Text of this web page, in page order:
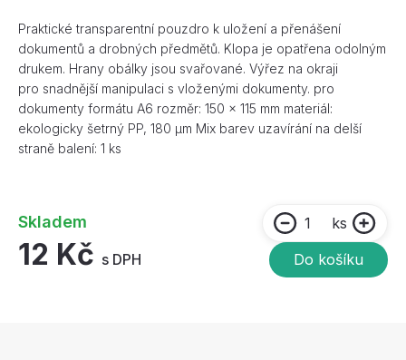
Praktické transparentní pouzdro k uložení a přenášení
dokumentů a drobných předmětů. Klopa je opatřena odolným
drukem. Hrany obálky jsou svařované. Výřez na okraji
pro snadnější manipulaci s vloženými dokumenty. pro
dokumenty formátu A6 rozměr: 150 x 115 mm materiál:
ekologicky šetrný PP, 180 µm Mix barev uzavírání na delší
straně balení: 1 ks
Skladem
12 Kč s DPH
ks
Do košíku